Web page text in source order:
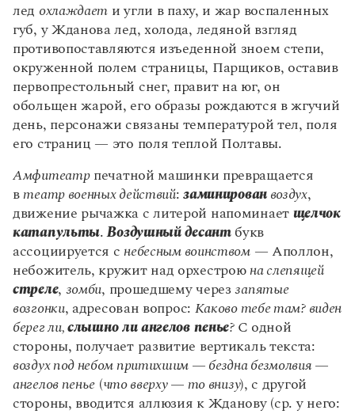
лед охлаждает и угли в паху, и жар воспаленных
губ, у Жданова лед, холода, ледяной взгляд
противопоставляются изъеденной зноем степи,
окруженной полем страницы, Парщиков, оставив
первопрестольный снег, правит на юг, он
обольщен жарой, его образы рождаются в жгучий
день, персонажи связаны температурой тел, поля
его страниц — это поля теплой Полтавы.
Амфитеатрпечатной машинки превращается
втеатр военных действий:заминированвоздух,
движение рычажка с литерой напоминает щелчок
катапульты.Воздушный десантбукв
ассоциируется снебесным воинством— Аполлон,
небожитель, кружит над орхестроюна слепящей
стреле, зомби, прошедшему череззапятые
возгонки, адресован вопрос: Каково тебе там? виден
берег ли, слышно ли ангелов пенье? С одной
стороны, получает развитие вертикаль текста:
воздух под небом притихшим — бездна безмолвия —
ангелов пенье (что вверху — то внизу), с другой
стороны, вводится аллюзия к Жданову (ср. у него: